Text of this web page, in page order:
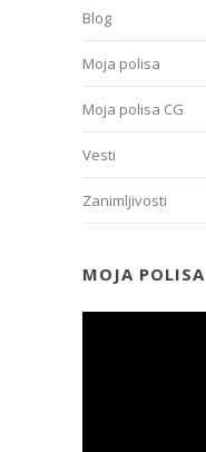
Blog
Moja polisa
Moja polisa CG
Vesti
Zanimljivosti
MOJA POLISA